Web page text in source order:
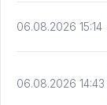
06.08.2026 15:14
06.08.2026 14:43